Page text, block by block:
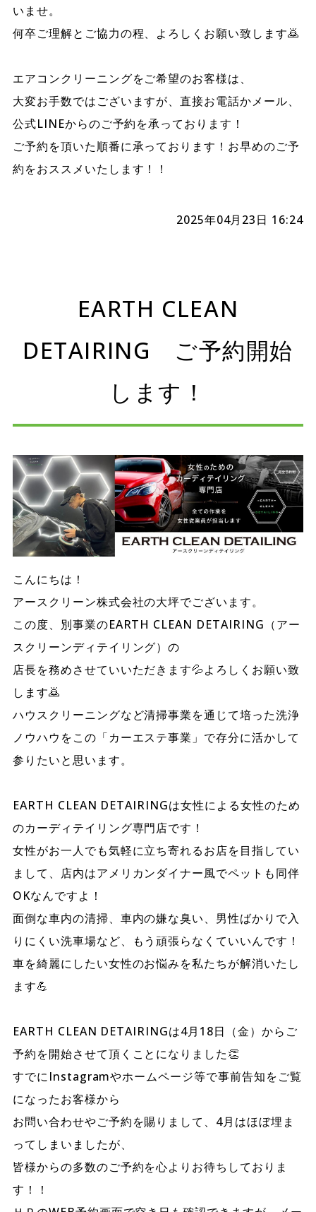
いませ。
何卒ご理解とご協力の程、よろしくお願い致します🙇
エアコンクリーニングをご希望のお客様は、
大変お手数ではございますが、直接お電話かメール、
公式LINEからのご予約を承っております！
ご予約を頂いた順番に承っております！お早めのご予
約をおススメいたします！！
2025年04月23日 16:24
EARTH CLEAN
DETAIRING ご予約開始
します！
こんにちは！
アースクリーン株式会社の大坪でございます。
この度、別事業のEARTH CLEAN DETAIRING（アー
スクリーンディテイリング）の
店長を務めさせていいただきます💦よろしくお願い致
します🙇
ハウスクリーニングなど清掃事業を通じて培った洗浄
ノウハウをこの「カーエステ事業」で存分に活かして
参りたいと思います。
EARTH CLEAN DETAIRINGは女性による女性のため
のカーディテイリング専門店です！
女性がお一人でも気軽に立ち寄れるお店を目指してい
まして、店内はアメリカンダイナー風でペットも同伴
OKなんですよ！
面倒な車内の清掃、車内の嫌な臭い、男性ばかりで入
りにくい洗車場など、もう頑張らなくていいんです！
車を綺麗にしたい女性のお悩みを私たちが解消いたし
ます💪
EARTH CLEAN DETAIRINGは4月18日（金）からご
予約を開始させて頂くことになりました👏
すでにInstagramやホームページ等で事前告知をご覧
になったお客様から
お問い合わせやご予約を賜りまして、4月はほぼ埋ま
ってしまいましたが、
皆様からの多数のご予約を心よりお待ちしておりま
す！！